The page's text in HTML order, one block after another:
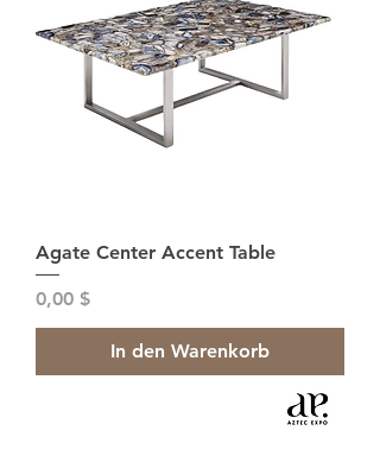
Agate Center Accent Table
Preis
0,00 $
In den Warenkorb